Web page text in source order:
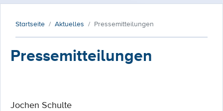
Startseite Aktuelles Pressemitteilungen
Pressemitteilungen
Jochen Schulte